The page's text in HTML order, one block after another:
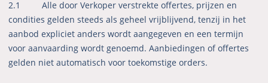
2.1Alle door Verkoper verstrekte offertes, prijzen en
condities gelden steeds als geheel vrijblijvend, tenzij in het
aanbod expliciet anders wordt aangegeven en een termijn
voor aanvaarding wordt genoemd. Aanbiedingen of offertes
gelden niet automatisch voor toekomstige orders.